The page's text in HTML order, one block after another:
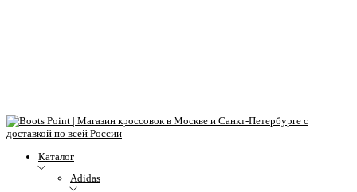
Каталог
Adidas